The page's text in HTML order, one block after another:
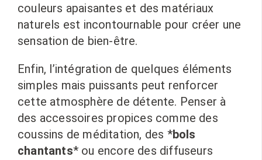
couleurs apaisantes et des matériaux
naturels est incontournable pour créer une
sensation de bien-être.
Enfin, l’intégration de quelques éléments
simples mais puissants peut renforcer
cette atmosphère de détente. Penser à
des accessoires propices comme des
coussins de méditation, des *bols
chantants* ou encore des diffuseurs